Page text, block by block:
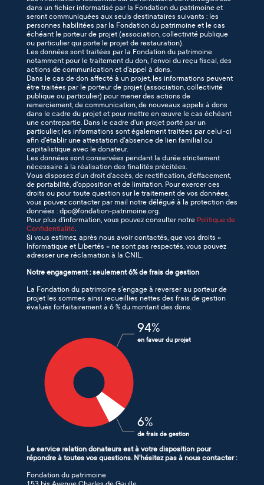
dans un fichier informatisé par la Fondation du patrimoine et
seront communiquées aux seuls destinataires suivants : les
personnes habilitées par la Fondation du patrimoine et le cas
échéant le porteur de projet (association, collectivité publique
ou particulier qui porte le projet de restauration).
Les données sont traitées par la Fondation du patrimoine
notamment pour le traitement du don, l’envoi du reçu fiscal, des
actions de communication et d’appel à dons.
Dans le cas de don affecté à un projet, les informations peuvent
être traitées par le porteur de projet (association, collectivité
publique ou particulier) pour mener des actions de
remerciement, de communication, de nouveaux appels à dons
dans le cadre du projet et pour mettre en œuvre le cas échéant
une contrepartie. Dans le cadre d'un projet porté par un
particulier, les informations sont également traitées par celui-ci
afin d'établir une attestation d'absence de lien familial ou
capitalistique avec le donateur.
Les données sont conservées pendant la durée strictement
nécessaire à la réalisation des finalités précitées.
Vous disposez d’un droit d’accès, de rectification, d’effacement,
de portabilité, d'opposition et de limitation. Pour exercer ces
droits ou pour toute question sur le traitement de vos données,
vous pouvez contacter par mail notre délégué à la protection des
données : dpo@fondation-patrimoine.org.
Pour plus d’information, vous pouvez consulter notre Politique de
Confidentialité.
Si vous estimez, après nous avoir contactés, que vos droits «
Informatique et Libertés » ne sont pas respectés, vous pouvez
adresser une réclamation à la CNIL.
Notre engagement : seulement 6% de frais de gestion
La Fondation du patrimoine s’engage à reverser au porteur de
projet les sommes ainsi recueillies nettes des frais de gestion
évalués forfaitairement à 6 % du montant des dons.
94%
en faveur du projet
6%
de frais de gestion
Le service relation donateurs est à votre disposition pour
répondre à toutes vos questions. N'hésitez pas à nous contacter :
Fondation du patrimoine